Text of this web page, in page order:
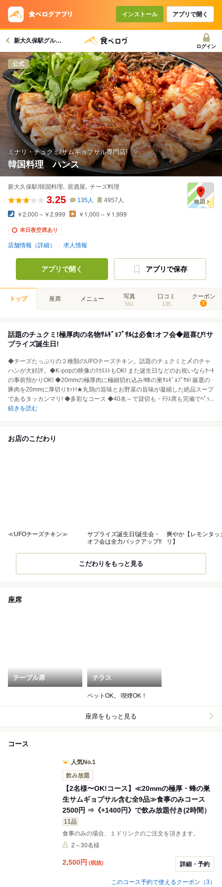
インストール アプリで開く
新大久保駅グルメへ
ログイン
公式
ミナリ・チュクミ/サムギョプサル専門店!
韓国料理 ハンス
新大久保駅/韓国料理､ 居酒屋､ チーズ料理
3.25 135人 4957 人
￥2,000～￥2,999 ￥1,000～￥1,999
本日夜空席あり
店舗情報（詳細） 求人情報
アプリで開く アプリで保存
トップ 座席 メニュー 写真
561
口コミ
135
クーポン
7
話題のチュクミ!極厚肉の名物ｻﾑｷﾞｮﾌﾟｻﾙは必食!オフ会◆超喜び!サ
プライズ誕生日!
◆チーズたっぷりの２種類のUFOチーズチキン。話題のチュクミと〆のチャ
ハンが大好評。◆K-popの映像のﾘｸｴｽﾄもOK! また誕生日などのお祝いならｹｰｷ
の事前預かりOK! ◆20mmの極厚肉に極細切れ込み!蜂の巣ｻﾑｷﾞｮﾌﾟｻﾙ! 厳選の
豚肉を20mmに厚切りｶｯﾄ!★丸鶏の旨味とお野菜の旨味が凝縮した絶品スープ
であるタッカンマリ! ◆多彩なコース ◆40名～で貸切も・ﾃﾗｽ席も完備でﾍﾟｯ...
続きを読む
お店のこだわり
≪UFOチーズチキン≫
サプライズ誕生日!誕生会・
オフ会は全力バックアップ!!
爽やか【レモンタッ
リ】
こだわりをもっと見る
座席
テーブル席 テラス
ペットOK。 喫煙OK！
座席をもっと見る
コース
人気No.1
飲み放題
【2名様〜OK!コース】≪20mmの極厚・蜂の巣
生サムギョプサル含む全9品≫食事のみコース
2500円 ⇒《+1400円》で飲み放題付き(2時間）
11品
食事のみの場合、１ドリンクのご注文を頂きます。
2～30名様
2,500円 (税抜) 詳細・予約
このコース予約で使えるクーポン（3）
コースで使えるクーポン
戻る
クーポンを利用せず予約する